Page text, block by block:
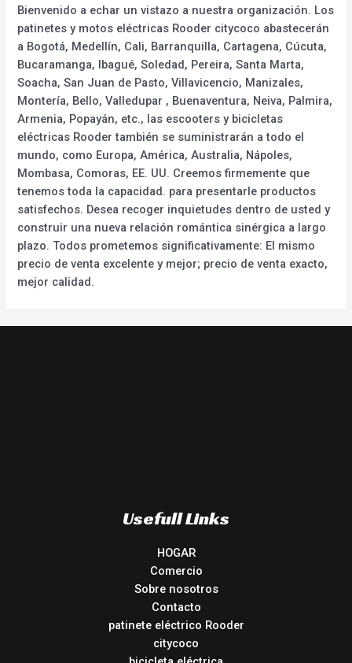
Bienvenido a echar un vistazo a nuestra organización. Los
patinetes y motos eléctricas Rooder citycoco abastecerán
a Bogotá, Medellín, Cali, Barranquilla, Cartagena, Cúcuta,
Bucaramanga, Ibagué, Soledad, Pereira, Santa Marta,
Soacha, San Juan de Pasto, Villavicencio, Manizales,
Montería, Bello, Valledupar , Buenaventura, Neiva, Palmira,
Armenia, Popayán, etc., las escooters y bicicletas
eléctricas Rooder también se suministrarán a todo el
mundo, como Europa, América, Australia, Nápoles,
Mombasa, Comoras, EE. UU. Creemos firmemente que
tenemos toda la capacidad. para presentarle productos
satisfechos. Desea recoger inquietudes dentro de usted y
construir una nueva relación romántica sinérgica a largo
plazo. Todos prometemos significativamente: El mismo
precio de venta excelente y mejor; precio de venta exacto,
mejor calidad.
Usefull Links
HOGAR
Comercio
Sobre nosotros
Contacto
patinete eléctrico Rooder
citycoco